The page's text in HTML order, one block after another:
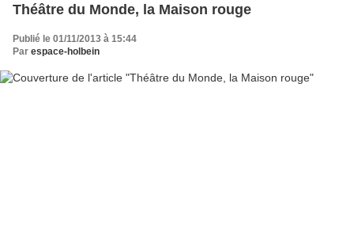
Théâtre du Monde, la Maison rouge
Publié le 01/11/2013 à 15:44
Par espace-holbein